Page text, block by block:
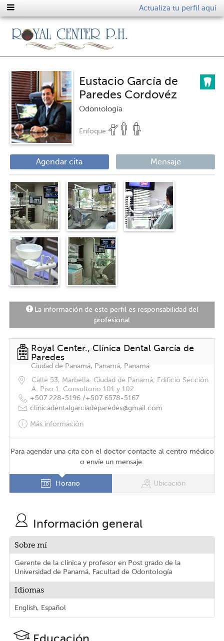
Actualiza tu perfil aquí
Eustacio García de
Paredes Cordovéz
Odontología
Enfoque:
Agendar cita Mensaje
La información de este perfil es responsabilidad del
profesional
Royal Center., Clínica Dental García de
Paredes
Ciudad de Panamá, Panamá, Panamá
Calle 53, Marbella. Ciudad de Panamá; Edificio Sección
A. Piso 1. Consultorio 101 y 102.
+507 228-5196 /+507 6578-5167
clinicadentalgarciadeparedes@gmail.com
Más información
Para agendar una cita con el doctor contacte al centro médico
o envíe un mensaje.
Horario Ubicación
Información general
Sobre mí
Gerente de la clínica y profesor en Post grado de la
Universidad de Panamá, Facultad de Odontología
Idiomas
English, Español